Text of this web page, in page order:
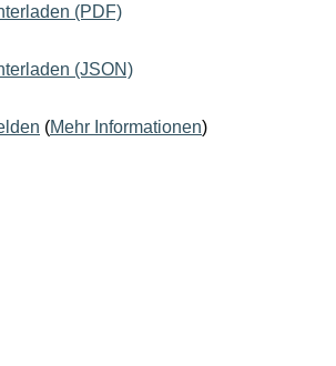
(PDF)
(JSON)
(Mehr Informationen)